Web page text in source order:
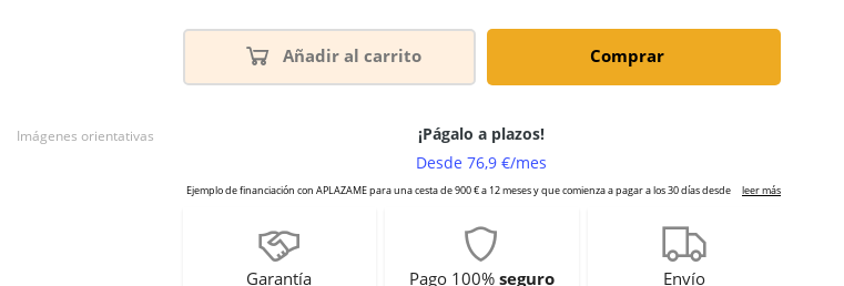
Añadir al carrito Comprar
Garantía
Pago 100% seguro
Envío
Imágenes orientativas